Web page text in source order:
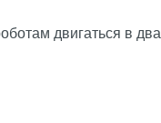
двигаться в